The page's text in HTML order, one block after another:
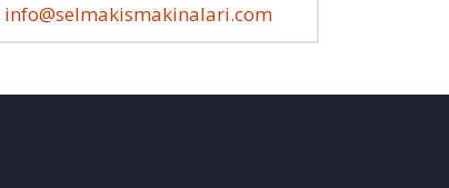
info@selmakismakinalari.com